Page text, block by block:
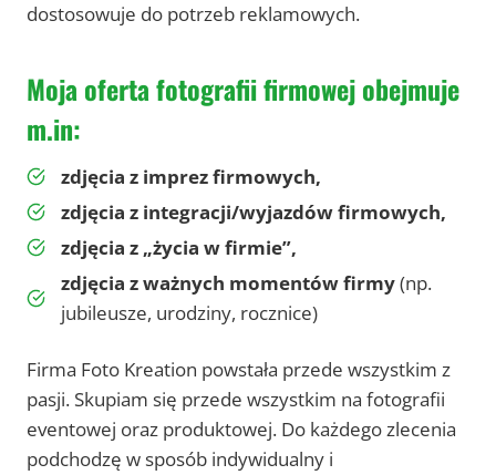
dostosowuje do potrzeb reklamowych.
Moja oferta fotografii firmowej obejmuje
m.in:
zdjęcia z imprez firmowych,
zdjęcia z integracji/wyjazdów firmowych,
zdjęcia z „życia w firmie”,
zdjęcia z ważnych momentów firmy(np.
jubileusze, urodziny, rocznice)
Firma Foto Kreation powstała przede wszystkim z
pasji. Skupiam się przede wszystkim na fotografii
eventowej oraz produktowej. Do każdego zlecenia
podchodzę w sposób indywidualny i